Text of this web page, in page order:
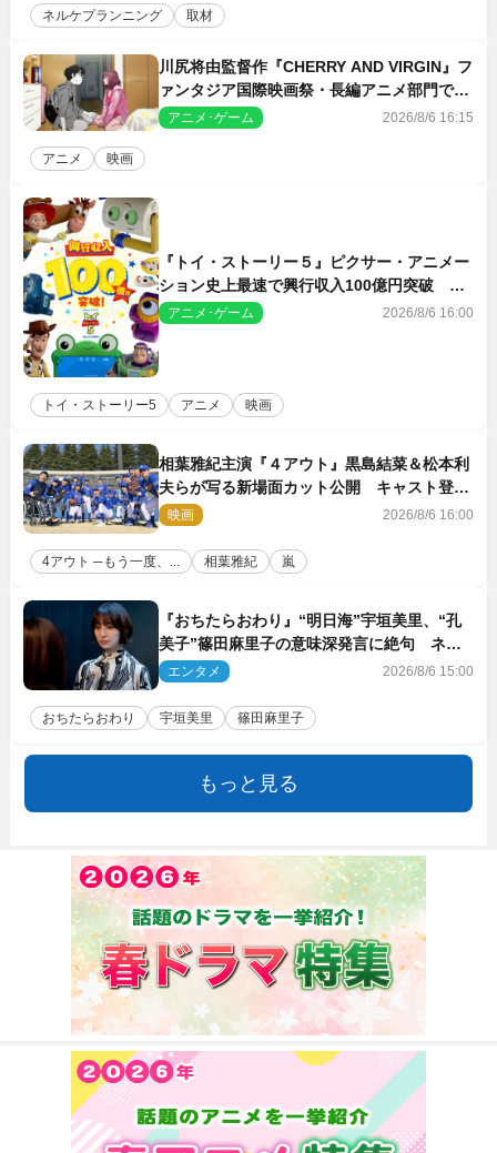
ネルケプランニング 取材
川尻将由監督作『CHERRY AND VIRGIN』フ
ァンタジア国際映画祭・長編アニメ部門で観
客賞・金賞受賞！
アニメ･ゲーム 2026/8/6 16:15
アニメ 映画
『トイ・ストーリー５』ピクサー・アニメー
ション史上最速で興行収入100億円突破 シ
リーズNo.1興収が目前
アニメ･ゲーム 2026/8/6 16:00
トイ・ストーリー5 アニメ 映画
相葉雅紀主演『４アウト』黒島結菜＆松本利
夫らが写る新場面カット公開 キャスト登壇
イベントも決定
映画 2026/8/6 16:00
4アウト ─もう一度、... 相葉雅紀 嵐
『おちたらおわり』“明日海”宇垣美里、“孔
美子”篠田麻里子の意味深発言に絶句 ネッ
ト驚き「まさか」「意外な展開」
エンタメ 2026/8/6 15:00
おちたらおわり 宇垣美里 篠田麻里子
もっと見る